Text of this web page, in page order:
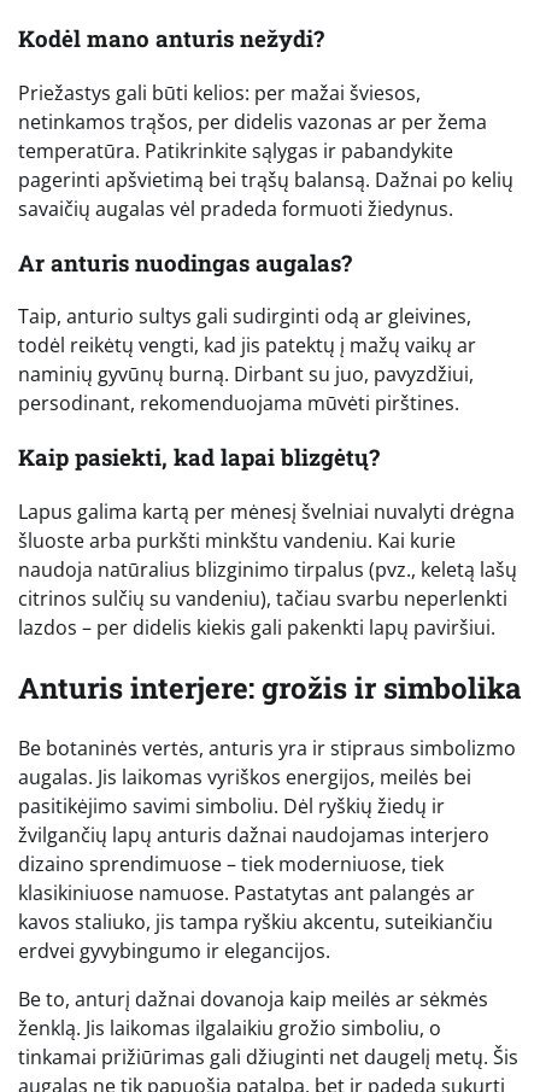
Kodėl mano anturis nežydi?
Priežastys gali būti kelios: per mažai šviesos,
netinkamos trąšos, per didelis vazonas ar per žema
temperatūra. Patikrinkite sąlygas ir pabandykite
pagerinti apšvietimą bei trąšų balansą. Dažnai po kelių
savaičių augalas vėl pradeda formuoti žiedynus.
Ar anturis nuodingas augalas?
Taip, anturio sultys gali sudirginti odą ar gleivines,
todėl reikėtų vengti, kad jis patektų į mažų vaikų ar
naminių gyvūnų burną. Dirbant su juo, pavyzdžiui,
persodinant, rekomenduojama mūvėti pirštines.
Kaip pasiekti, kad lapai blizgėtų?
Lapus galima kartą per mėnesį švelniai nuvalyti drėgna
šluoste arba purkšti minkštu vandeniu. Kai kurie
naudoja natūralius blizginimo tirpalus (pvz., keletą lašų
citrinos sulčių su vandeniu), tačiau svarbu neperlenkti
lazdos – per didelis kiekis gali pakenkti lapų paviršiui.
Anturis interjere: grožis ir simbolika
Be botaninės vertės, anturis yra ir stipraus simbolizmo
augalas. Jis laikomas vyriškos energijos, meilės bei
pasitikėjimo savimi simboliu. Dėl ryškių žiedų ir
žvilgančių lapų anturis dažnai naudojamas interjero
dizaino sprendimuose – tiek moderniuose, tiek
klasikiniuose namuose. Pastatytas ant palangės ar
kavos staliuko, jis tampa ryškiu akcentu, suteikiančiu
erdvei gyvybingumo ir elegancijos.
Be to, anturį dažnai dovanoja kaip meilės ar sėkmės
ženklą. Jis laikomas ilgalaikiu grožio simboliu, o
tinkamai prižiūrimas gali džiuginti net daugelį metų. Šis
augalas ne tik papuošia patalpą, bet ir padeda sukurti